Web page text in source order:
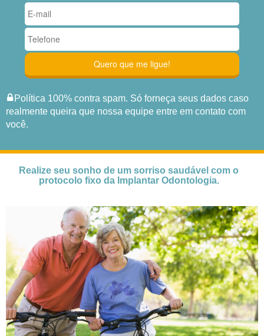
Política 100% contra spam. Só forneça seus dados caso
realmente queira que nossa equipe entre em contato com
você.
Realize seu sonho de um sorriso saudável com o
protocolo fixo da Implantar Odontologia.